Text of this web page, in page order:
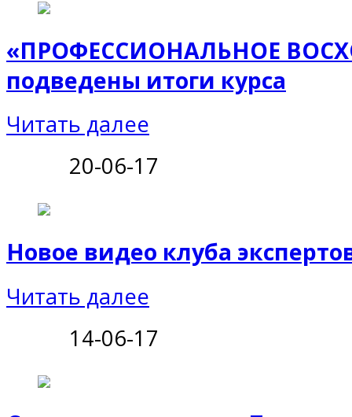
«ПРОФЕССИОНАЛЬНОЕ
подведены итоги курса
Читать далее
20-06-17
Новое видео клуба
Читать далее
14-06-17